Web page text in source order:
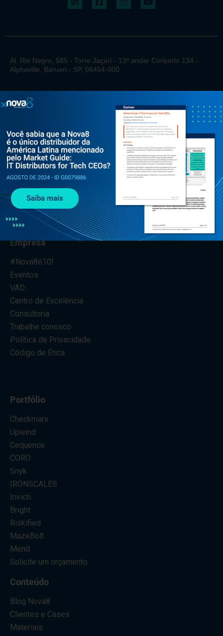
Al. Rio Negro, 585 - Torre Jaçarí - 13º andar Conjunto 134 -
Alphaville, Barueri - SP, 06454-000
+55 (11) 3375 0133
contato@nova8.com.br
Fale com a Nova8 pelo WhatsApp
Empresa
#Nova8é10!
Eventos
VAD
Centro de Excelência
Consultoria
Trabalhe conosco
Política de Privacidade
Código de Ética
Portfólio
Checkmarx
Upwind
Cequence
CORO
Snyk
IRONSCALES
Invicti
Bright
Riskified
MazeBolt
Mend
Solicite um orçamento
Conteúdo
Blog Nova8
Clientes e Cases
Materiais
Saiba mais